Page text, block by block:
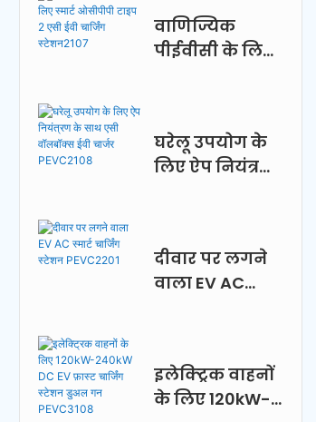
वाणिज्यिक
पीईवीसी के लिए
स्टेशन2107
घरेलू उपयोग के
लिए ऐप नियंत्रण
दीवार पर लगने
वाला EV AC
इलेक्ट्रिक वाहनों
के लिए 120kW-